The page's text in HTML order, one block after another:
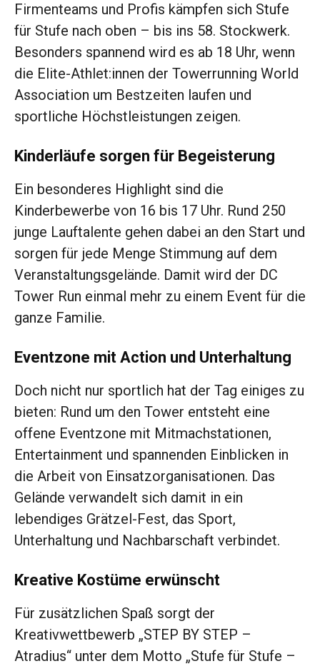
Firmenteams und Profis kämpfen sich Stufe
für Stufe nach oben – bis ins 58. Stockwerk.
Besonders spannend wird es ab 18 Uhr, wenn
die Elite-Athlet:innen der Towerrunning World
Association um Bestzeiten laufen und
sportliche Höchstleistungen zeigen.
Kinderläufe sorgen für Begeisterung
Ein besonderes Highlight sind die
Kinderbewerbe von 16 bis 17 Uhr. Rund 250
junge Lauftalente gehen dabei an den Start und
sorgen für jede Menge Stimmung auf dem
Veranstaltungsgelände. Damit wird der DC
Tower Run einmal mehr zu einem Event für die
ganze Familie.
Eventzone mit Action und Unterhaltung
Doch nicht nur sportlich hat der Tag einiges zu
bieten: Rund um den Tower entsteht eine
offene Eventzone mit Mitmachstationen,
Entertainment und spannenden Einblicken in
die Arbeit von Einsatzorganisationen. Das
Gelände verwandelt sich damit in ein
lebendiges Grätzel-Fest, das Sport,
Unterhaltung und Nachbarschaft verbindet.
Kreative Kostüme erwünscht
Für zusätzlichen Spaß sorgt der
Kreativwettbewerb „STEP BY STEP –
Atradius“ unter dem Motto „Stufe für Stufe –